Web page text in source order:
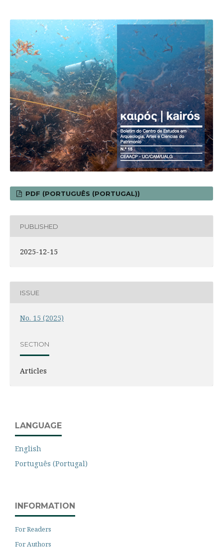
PDF (PORTUGUÊS (PORTUGAL))
PUBLISHED
2025-12-15
ISSUE
No. 15 (2025)
SECTION
Articles
LANGUAGE
English
Português (Portugal)
INFORMATION
For Readers
For Authors